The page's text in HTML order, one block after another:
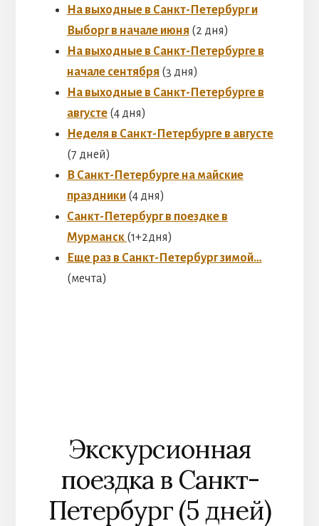
На выходные в Санкт-Петербург и
Выборг в начале июня (2 дня)
На выходные в Санкт-Петербурге в
начале сентября (3 дня)
На выходные в Санкт-Петербурге в
августе(4 дня)
Неделя в Санкт-Петербурге в августе
(7 дней)
В Санкт-Петербурге на майские
праздники(4 дня)
Санкт-Петербург в поездке в
Мурманск (1+2дня)
Еще раз в Санкт-Петербург зимой…
(мечта)
Экскурсионная
поездка в Санкт-
Петербург (5 дней)